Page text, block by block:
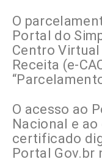
O
Portal do
Centro
Receita (e-
O acesso ao
Nacional e ao
certificado
Portal Gov.br